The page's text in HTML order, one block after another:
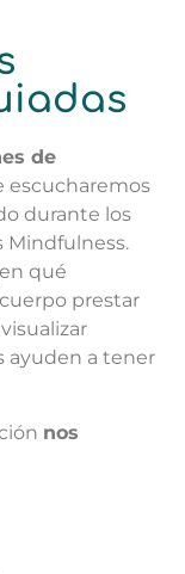
de
escucharemos
durante los
Mindfulness.
qué
prestar
ayuden a tener
nos